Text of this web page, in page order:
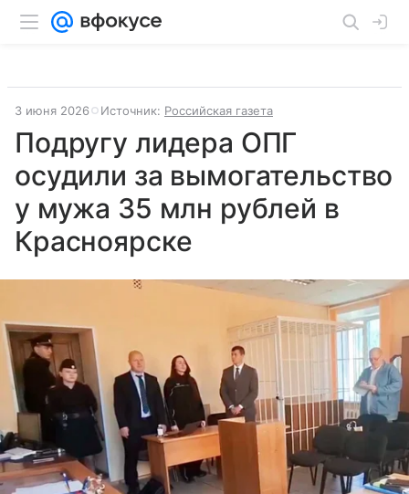
3 июня 2026 Источник: Российская газета
Подругу лидера ОПГ
осудили за вымогательство
у мужа 35 млн рублей в
Красноярске